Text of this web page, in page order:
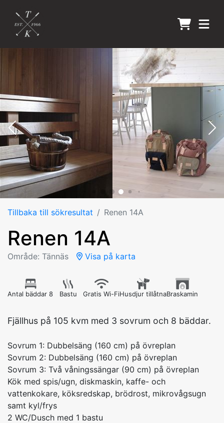
Tillbaka till sökresultat Renen 14A
Renen 14A
Område: Tännäs Visa på karta
Antal bäddar 8 Bastu Gratis Wi-FiHusdjur tillåtnaBraskamin
Fjällhus på 105 kvm med 3 sovrum och 8 bäddar.
Sovrum 1: Dubbelsäng (160 cm) på övreplan
Sovrum 2: Dubbelsäng (160 cm) på övreplan
Sovrum 3: Två våningssängar (90 cm) på övreplan
Kök med spis/ugn, diskmaskin, kaffe- och
vattenkokare, köksredskap, brödrost, mikrovågsugn
samt kyl/frys
2 WC/Dusch med 1 bastu